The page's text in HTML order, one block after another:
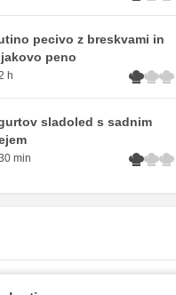
pecivo z breskvami in
peno
h
sladoled s sadnim
min